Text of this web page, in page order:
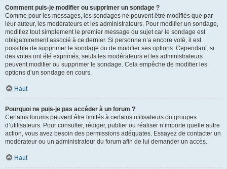
Comment puis-je modifier ou supprimer un sondage ?
Comme pour les messages, les sondages ne peuvent être modifiés que par
leur auteur, les modérateurs et les administrateurs. Pour modifier un sondage,
modifiez tout simplement le premier message du sujet car le sondage est
obligatoirement associé à ce dernier. Si personne n’a encore voté, il est
possible de supprimer le sondage ou de modifier ses options. Cependant, si
des votes ont été exprimés, seuls les modérateurs et les administrateurs
peuvent modifier ou supprimer le sondage. Cela empêche de modifier les
options d’un sondage en cours.
Haut
Pourquoi ne puis-je pas accéder à un forum ?
Certains forums peuvent être limités à certains utilisateurs ou groupes
d’utilisateurs. Pour consulter, rédiger, publier ou réaliser n’importe quelle autre
action, vous avez besoin des permissions adéquates. Essayez de contacter un
modérateur ou un administrateur du forum afin de lui demander un accès.
Haut